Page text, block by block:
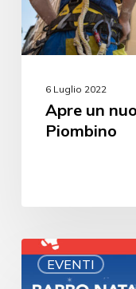
6 Luglio 2022
Apre un
Piombino
EVENTI